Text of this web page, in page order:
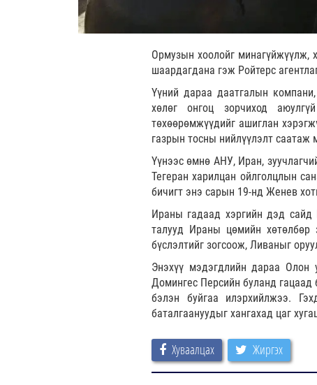
Ормузын хоолойг минагүйжүүлж,
шаардагдана гэж Ройтерс
Үүний дараа даатгалын
хөлөг онгоц зорчиход
төхөөрөмжүүдийг ашиглан
газрын тосны нийлүүлэлт саатаж
Үүнээс өмнө АНУ, Иран,
Тегеран харилцан ойлголцлын
бичигт энэ сарын 19-нд Женев
Ираны гадаад хэргийн дэд сайд
талууд Ираны цөмийн хөтөлбөр
бүслэлтийг зогсоож, Ливаныг
Энэхүү мэдэгдлийн дараа Олон
Домингес Персийн буланд гацаад
бэлэн буйгаа илэрхийлжээ.
баталгаануудыг хангахад цаг
Хуваалцах Жиргэх